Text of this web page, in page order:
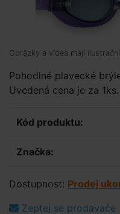
Obrázky a videa mají
Pohodlné plavecké
Uvedená cena je za 1ks.
Kód produktu:
Značka:
Dostupnost: Prodej
Zeptej se prodavače